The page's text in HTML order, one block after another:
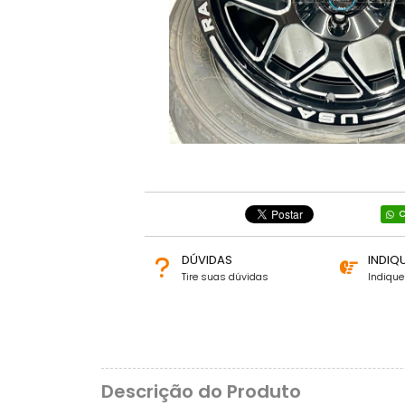
DÚVIDAS
Tire suas dúvidas
Descrição do Produto